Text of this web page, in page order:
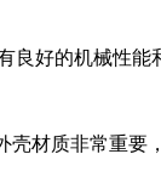
良好的机械性能
壳材质非常重